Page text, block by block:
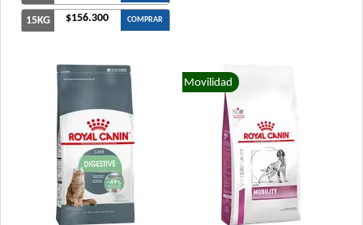
15KG $156.300 COMPRAR
Movilidad